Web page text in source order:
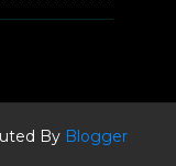
By Blogger